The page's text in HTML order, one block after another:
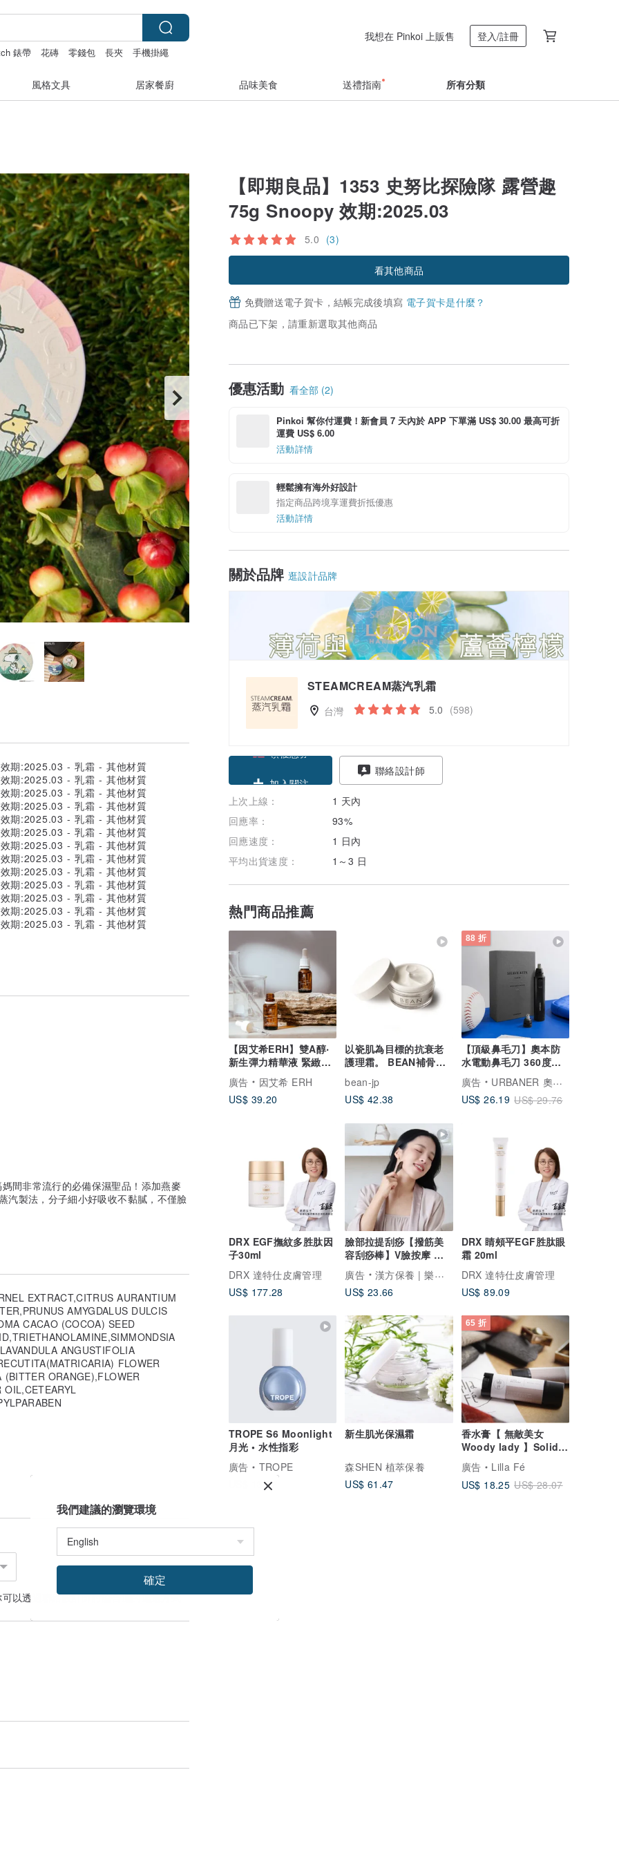
錶帶 花磚 零錢包 長夾 手機掛繩
我想在 Pinkoi 上販售 登入/註冊
風格文具 居家餐廚 品味美食 送禮指南 所有分類
【即期良品】1353 史努比探險隊 露營趣
75g Snoopy 效期:2025.03
5.0 (3)
看其他商品
免費贈送電子賀卡，結帳完成後填寫 電子賀卡是什麼？
商品已下架，請重新選取其他商品
優惠活動 看全部 (2)
Pinkoi 幫你付運費！新會員 7 天內於 APP 下單滿 US$ 30.00 最高可折
運費 US$ 6.00
活動詳情
輕鬆擁有海外好設計
指定商品跨境享運費折抵優惠
活動詳情
關於品牌 逛設計品牌
STEAMCREAM蒸汽乳霜
台灣 5.0 (598)
加入關注
聯絡設計師
上次上線：
1 天內
回應率：
93%
回應速度：
1 日內
平均出貨速度：
1～3 日
熱門商品推薦
【因艾希ERH】雙A醇‧
新生彈力精華液 緊緻撫
紋 零毛孔 淡化細紋
廣告
因艾希 ERH
US$ 39.20
以瓷肌為目標的抗衰老
護理霜。 BEAN補骨脂
bean-jp
US$ 42.38
88 折
【頂級鼻毛刀】奧本防
水電動鼻毛刀 360度水
洗 父親節禮物
廣告
URBANER 奧本電剪
US$ 26.19 US$ 29.76
DRX EGF撫紋多胜肽因
子30ml
DRX 達特仕皮膚管理
US$ 177.28
臉部拉提刮痧【撥筋美
容刮痧棒】V臉按摩 撥
筋拉提 開穴刮痧
廣告
漢方保養 | 樂木集 LOMOJI
US$ 23.66
DRX 睛頰平EGF胜肽眼
霜 20ml
DRX 達特仕皮膚管理
US$ 89.09
TROPE S6 Moonlight
月光 • 水性指彩
廣告
TROPE
US$ 13.37
新生肌光保濕霜
森SHEN 植萃保養
US$ 61.47
65 折
香水膏【 無敵美女
Woody lady 】Solid
perfume
廣告
Lilla Fé
US$ 18.25 US$ 28.07
間非常流行的必備保濕聖品！添加燕麥
汽製法，分子細小好吸收不黏膩，不僅臉
EXTRACT,CITRUS AURANTIUM
AMYGDALUS DULCIS
CACAO (COCOA) SEED
ANGUSTIFOLIA
FLOWER
ORANGE),FLOWER
OIL,CETEARYL
以透過 聯絡設計師討論合適的運送方式
我們建議的瀏覽環境
確定